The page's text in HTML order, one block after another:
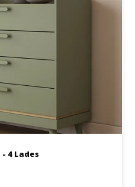
4 Lades